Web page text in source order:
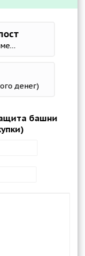
Summoners Greed 1.108.8 Мод меню
денег)
башни